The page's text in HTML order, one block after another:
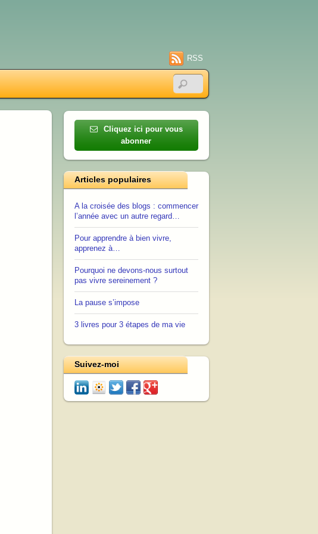
RSS
Cliquez ici pour vous
abonner
Articles populaires
A la croisée des blogs : commencer
l’année avec un autre regard…
Pour apprendre à bien vivre,
apprenez à…
Pourquoi ne devons-nous surtout
pas vivre sereinement ?
La pause s’impose
3 livres pour 3 étapes de ma vie
Suivez-moi